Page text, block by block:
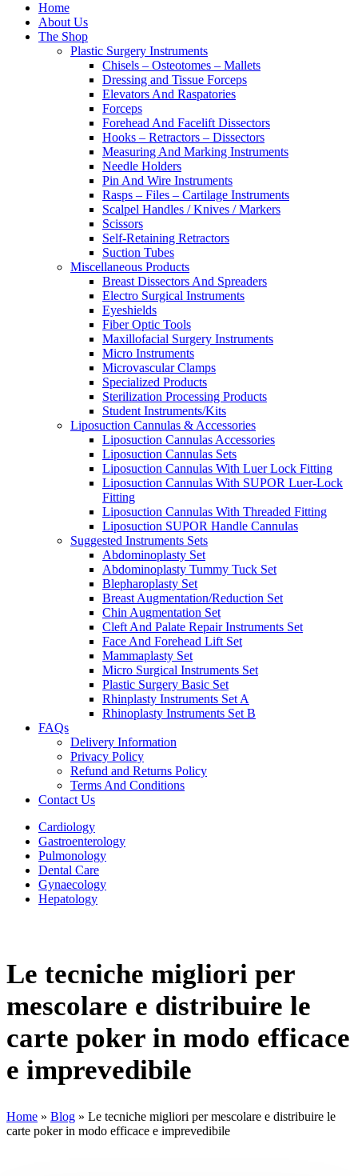
Home
About Us
The Shop
Plastic Surgery Instruments
Chisels – Osteotomes – Mallets
Dressing and Tissue Forceps
Elevators And Raspatories
Forceps
Forehead And Facelift Dissectors
Hooks – Retractors – Dissectors
Measuring And Marking Instruments
Needle Holders
Pin And Wire Instruments
Rasps – Files – Cartilage Instruments
Scalpel Handles / Knives / Markers
Scissors
Self-Retaining Retractors
Suction Tubes
Miscellaneous Products
Breast Dissectors And Spreaders
Electro Surgical Instruments
Eyeshields
Fiber Optic Tools
Maxillofacial Surgery Instruments
Micro Instruments
Microvascular Clamps
Specialized Products
Sterilization Processing Products
Student Instruments/Kits
Liposuction Cannulas & Accessories
Liposuction Cannulas Accessories
Liposuction Cannulas Sets
Liposuction Cannulas With Luer Lock Fitting
Liposuction Cannulas With SUPOR Luer-Lock
Fitting
Liposuction Cannulas With Threaded Fitting
Liposuction SUPOR Handle Cannulas
Suggested Instruments Sets
Abdominoplasty Set
Abdominoplasty Tummy Tuck Set
Blepharoplasty Set
Breast Augmentation/Reduction Set
Chin Augmentation Set
Cleft And Palate Repair Instruments Set
Face And Forehead Lift Set
Mammaplasty Set
Micro Surgical Instruments Set
Plastic Surgery Basic Set
Rhinplasty Instruments Set A
Rhinoplasty Instruments Set B
FAQs
Delivery Information
Privacy Policy
Refund and Returns Policy
Terms And Conditions
Contact Us
Cardiology
Gastroenterology
Pulmonology
Dental Care
Gynaecology
Hepatology
Le tecniche migliori per
mescolare e distribuire le
carte poker in modo efficace
e imprevedibile
Home » Blog » Le tecniche migliori per mescolare e distribuire le
carte poker in modo efficace e imprevedibile